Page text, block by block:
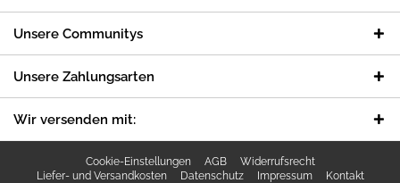
Unsere Communitys
Unsere Zahlungsarten
Wir versenden mit:
Cookie-Einstellungen AGB
Widerrufsrecht
Liefer- und Versandkosten
Datenschutz Impressum
Kontakt